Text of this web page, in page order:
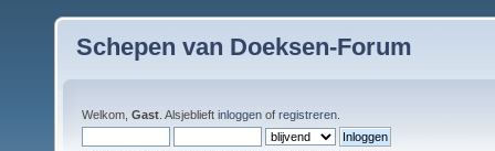
Schepen van Doeksen-Forum
Welkom, Gast . Alsjeblieft inloggen of registreren